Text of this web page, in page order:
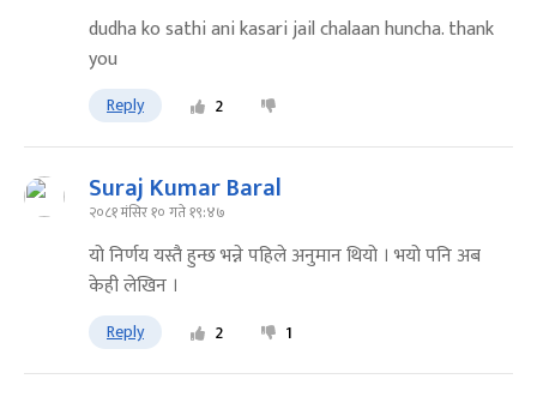
dudha ko sathi ani kasari jail chalaan huncha. thank
you
Reply 2
Suraj Kumar Baral
२०८१ मंसिर १० गते १९:४७
यो निर्णय यस्तै हुन्छ भन्ने पहिले अनुमान थियो । भयो पनि अब
केही लेखिन ।
Reply 2 1